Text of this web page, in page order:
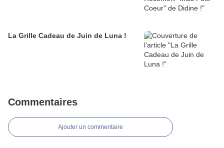
La Grille Cadeau de Juin de Luna !
Commentaires
Ajouter un commentaire